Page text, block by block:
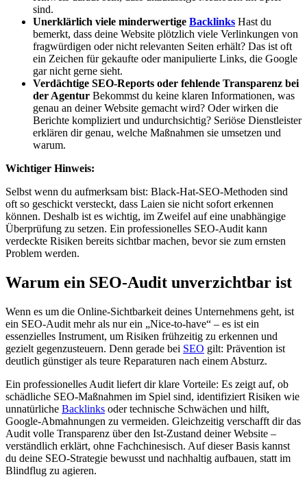
sind.
Unerklärlich viele minderwertige Backlinks Hast du
bemerkt, dass deine Website plötzlich viele Verlinkungen von
fragwürdigen oder nicht relevanten Seiten erhält? Das ist oft
ein Zeichen für gekaufte oder manipulierte Links, die Google
gar nicht gerne sieht.
Verdächtige SEO-Reports oder fehlende Transparenz bei
der Agentur Bekommst du keine klaren Informationen, was
genau an deiner Website gemacht wird? Oder wirken die
Berichte kompliziert und undurchsichtig? Seriöse Dienstleister
erklären dir genau, welche Maßnahmen sie umsetzen und
warum.
Wichtiger Hinweis:
Selbst wenn du aufmerksam bist: Black-Hat-SEO-Methoden sind
oft so geschickt versteckt, dass Laien sie nicht sofort erkennen
können. Deshalb ist es wichtig, im Zweifel auf eine unabhängige
Überprüfung zu setzen. Ein professionelles SEO-Audit kann
verdeckte Risiken bereits sichtbar machen, bevor sie zum ernsten
Problem werden.
Warum ein SEO-Audit unverzichtbar ist
Wenn es um die Online-Sichtbarkeit deines Unternehmens geht, ist
ein SEO-Audit mehr als nur ein „Nice-to-have“ – es ist ein
essenzielles Instrument, um Risiken frühzeitig zu erkennen und
gezielt gegenzusteuern. Denn gerade bei SEO gilt: Prävention ist
deutlich günstiger als teure Reparaturen nach einem Absturz.
Ein professionelles Audit liefert dir klare Vorteile: Es zeigt auf, ob
schädliche SEO-Maßnahmen im Spiel sind, identifiziert Risiken wie
unnatürliche Backlinks oder technische Schwächen und hilft,
Google-Abmahnungen zu vermeiden. Gleichzeitig verschafft dir das
Audit volle Transparenz über den Ist-Zustand deiner Website –
verständlich erklärt, ohne Fachchinesisch. Auf dieser Basis kannst
du deine SEO-Strategie bewusst und nachhaltig aufbauen, statt im
Blindflug zu agieren.